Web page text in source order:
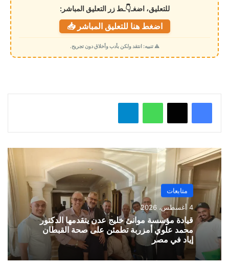
م
ي
للتعليق، اضغـ👇ـط زر التعليق المباشر:
اضغط هنا للتعليق المباشر 📥
⚠️ تنبيه: انتقد ولكن بأدب وأخلاق دون تجريح.
واتساب
متابعات
4 أغسطس، 2026
قيادة مؤسسة موانئ خليج عدن يتقدمها الدكتور
محمد علوي أمزربة تطمئن على صحة القبطان
إياد في مصر